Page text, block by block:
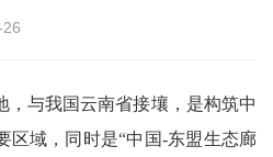
，与我国云南省接壤，是构筑中
区域，同时是“中国-东盟生态廊